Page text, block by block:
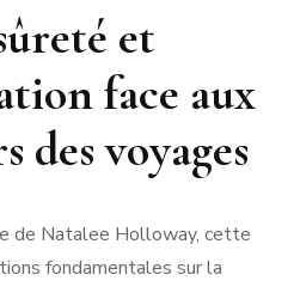
et
face aux
des voyages
de Natalee Holloway, cette
fondamentales sur la